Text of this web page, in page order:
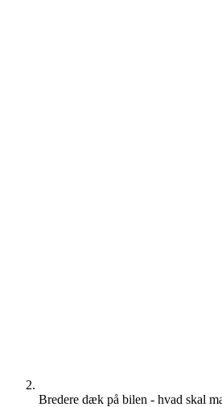
Bredere dæk på bilen - hvad skal